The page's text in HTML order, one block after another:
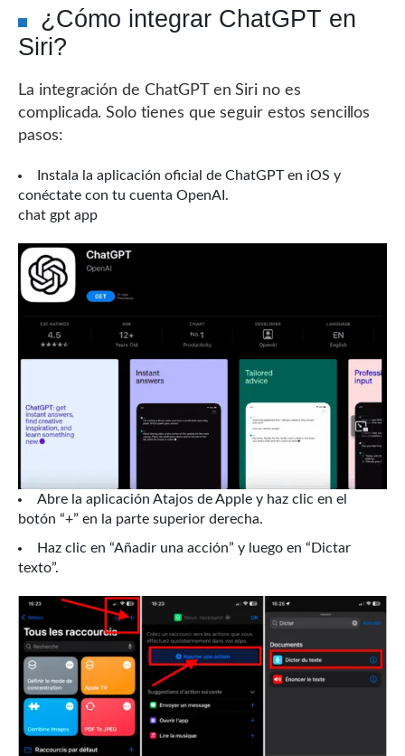
¿Cómo integrar ChatGPT en
Siri?
La integración de ChatGPT en Siri no es
complicada. Solo tienes que seguir estos sencillos
pasos:
Instala la aplicación oficial de ChatGPT en iOS y
conéctate con tu cuenta OpenAI.
chat gpt app
Abre la aplicación Atajos de Apple y haz clic en el
botón “+” en la parte superior derecha.
Haz clic en “Añadir una acción” y luego en “Dictar
texto”.